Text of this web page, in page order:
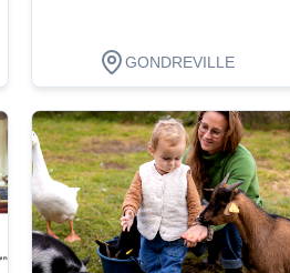
GONDREVILLE
Dégustation